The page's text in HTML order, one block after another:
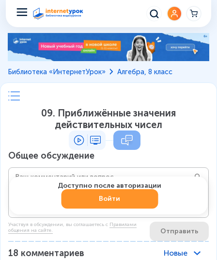
Библиотека «ИнтернетУрок» Алгебра, 8 класс
09. Приближённые значения
действительных чисел
Общее обсуждение
Участвуя в обсуждении, вы соглашаетесь c Правилами
общения на сайте.
Отправить
Доступно после авторизации
Войти
18 комментариев
Новые